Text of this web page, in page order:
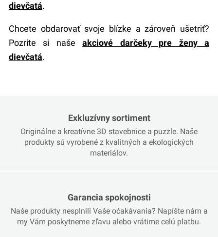
dievčatá.
Chcete obdarovať svoje blízke a zároveň ušetriť?
Pozrite si našeakciové darčeky pre ženy a
dievčatá.
Exkluzívny sortiment
Originálne a kreatívne 3D stavebnice a puzzle. Naše
produkty sú vyrobené z kvalitných a ekologických
materiálov.
Garancia spokojnosti
Naše produkty nesplnili Vaše očakávania? Napíšte nám a
my Vám poskytneme zľavu alebo vrátime celú platbu.